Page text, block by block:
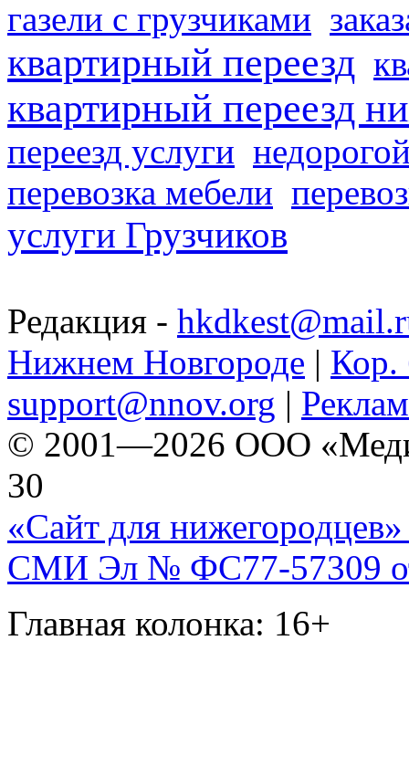
газели с грузчиками
квартирный переезд
квартирный переезд
переезд услуги
перевозка мебели
услуги Грузчиков
Редакция -
Нижнем Новгороде | Кор.
support@nnov.org |
© 2001—2026 ООО
30
«Сайт для нижегородцев»
СМИ Эл № ФС77-57309
Главная колонка: 16+